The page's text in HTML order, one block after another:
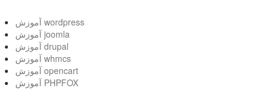
آموزش wordpress
آموزش joomla
آموزش drupal
آموزش whmcs
آموزش opencart
آموزش PHPFOX